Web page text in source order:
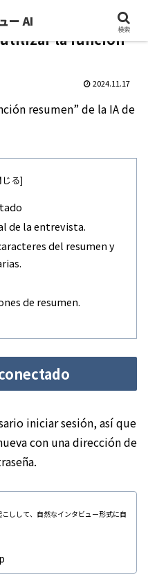
la función
2024.11.17
resumen” de la IA de
de la entrevista.
del resumen y
de resumen.
iniciar sesión, así que
con una dirección de
しして、自然なインタビュー形式に自
ー AI
検索